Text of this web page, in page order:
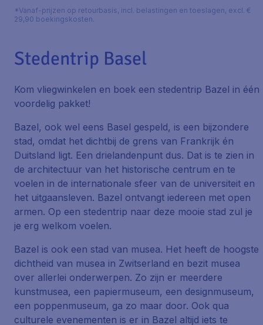
*Vanaf-prijzen op retourbasis, incl. belastingen en toeslagen, excl. €
29,90 boekingskosten.
Stedentrip Basel
Kom vliegwinkelen en boek een stedentrip Bazel in één
voordelig pakket!
Bazel, ook wel eens Basel gespeld, is een bijzondere
stad, omdat het dichtbij de grens van Frankrijk én
Duitsland ligt. Een drielandenpunt dus. Dat is te zien in
de architectuur van het historische centrum en te
voelen in de internationale sfeer van de universiteit en
het uitgaansleven. Bazel ontvangt iedereen met open
armen. Op een stedentrip naar deze mooie stad zul je
je erg welkom voelen.
Bazel is ook een stad van musea. Het heeft de hoogste
dichtheid van musea in Zwitserland en bezit musea
over allerlei onderwerpen. Zo zijn er meerdere
kunstmusea, een papiermuseum, een designmuseum,
een poppenmuseum, ga zo maar door. Ook qua
culturele evenementen is er in Bazel altijd iets te